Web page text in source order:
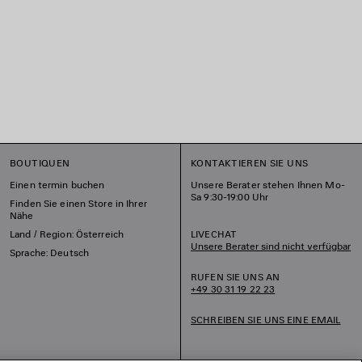
BOUTIQUEN
Einen termin buchen
Finden Sie einen Store in Ihrer
Nähe
Land / Region: Österreich
Sprache: Deutsch
KONTAKTIEREN SIE UNS
Unsere Berater stehen Ihnen Mo-
Sa 9:30-19:00 Uhr
LIVECHAT
Unsere Berater sind nicht verfügbar
RUFEN SIE UNS AN
+49 30 31 19 22 23
SCHREIBEN SIE UNS EINE EMAIL